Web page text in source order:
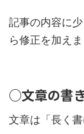
記事の内容に
ら修正を加えま
○文章の書
文章は「長く